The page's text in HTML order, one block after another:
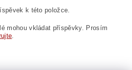
k této položce.
mohou vkládat příspěvky. Prosím